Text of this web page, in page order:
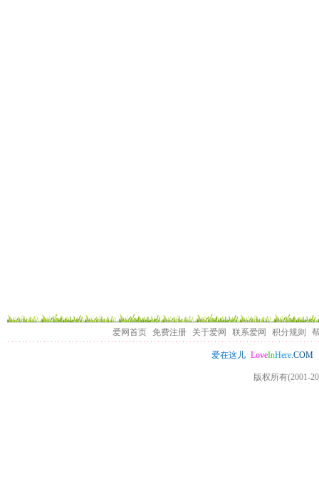
爱网首页 免费注册 关于爱网 联系爱网 积分规则
爱在这儿 LoveInHere.COM
版权所有(2001-